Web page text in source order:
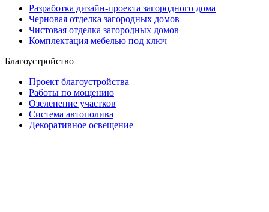
Разработка дизайн-проекта загородного дома
Черновая отделка загородных домов
Чистовая отделка загородных домов
Комплектация мебелью под ключ
Благоустройство
Проект благоустройства
Работы по мощению
Озеленение участков
Система автополива
Декоративное освещение